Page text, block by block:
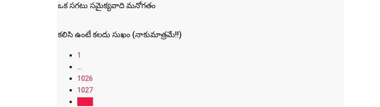
ఒక సగటు సమైక్యవాది మనోగతం
కలిసి ఉంటే కలదు సుఖం (నాకుమాత్రమే!!)
1
...
1026
1027